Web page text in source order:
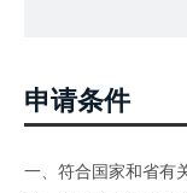
申请条件
一、符合国家和省有